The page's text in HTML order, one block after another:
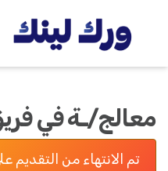
معالج/ـة في
تم الانتهاء من